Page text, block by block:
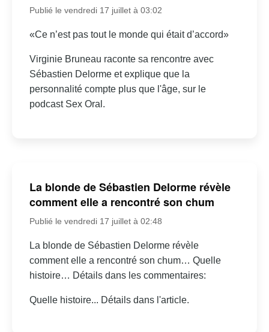
Publié le vendredi 17 juillet à 03:02
«Ce n’est pas tout le monde qui était d’accord»
Virginie Bruneau raconte sa rencontre avec
Sébastien Delorme et explique que la
personnalité compte plus que l'âge, sur le
podcast Sex Oral.
La blonde de Sébastien Delorme révèle
comment elle a rencontré son chum
Publié le vendredi 17 juillet à 02:48
La blonde de Sébastien Delorme révèle
comment elle a rencontré son chum… Quelle
histoire… Détails dans les commentaires:
Quelle histoire... Détails dans l'article.